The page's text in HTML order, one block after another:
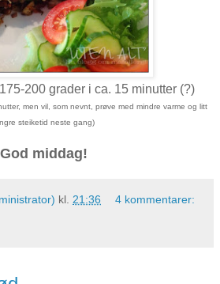
200 grader i ca. 15 minutter (?)
men vil, som nevnt, prøve med mindre varme og litt
steiketid neste gang)
God middag!
kl. 21:36 4 kommentarer: